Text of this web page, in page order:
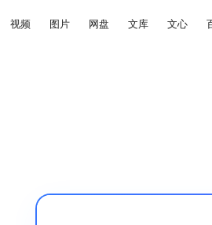
视频 图片 网盘 文库 文心